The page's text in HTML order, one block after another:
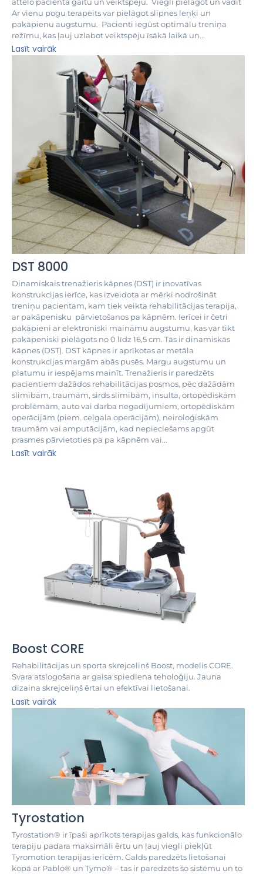
Ar vienu pogu terapeits var pielāgot slīpnes leņķi un
pakāpienu augstumu. Pacienti iegūst optimālu treniņa
režīmu, kas ļauj uzlabot veiktspēju īsākā laikā un...
Lasīt vairāk
DST 8000
Dinamiskais trenažieris kāpnes (DST) ir inovatīvas
konstrukcijas ierīce, kas izveidota ar mērķi nodrošināt
treniņu pacientam, kam tiek veikta rehabilitācijas terapija,
ar pakāpenisku pārvietošanos pa kāpnēm. Ierīcei ir četri
pakāpieni ar elektroniski maināmu augstumu, kas var tikt
pakāpeniski pielāgots no 0 līdz 16,5 cm. Tās ir dinamiskās
kāpnes (DST). DST kāpnes ir aprīkotas ar metāla
konstrukcijas margām abās pusēs. Margu augstumu un
platumu ir iespējams mainīt. Trenažieris ir paredzēts
pacientiem dažādos rehabilitācijas posmos, pēc dažādām
slimībām, traumām, sirds slimībām, insulta, ortopēdiskām
problēmām, auto vai darba negadījumiem, ortopēdiskām
operācijām (piem. ceļgala operācijām), neiroloģiskām
traumām vai amputācijām, kad nepieciešams apgūt
prasmes pārvietoties pa pa kāpnēm vai...
Lasīt vairāk
Boost CORE
Rehabilitācijas un sporta skrejceliņš Boost, modelis CORE.
Svara atslogošana ar gaisa spiediena teholoģiju. Jauna
dizaina skrejceliņš ērtai un efektīvai lietošanai.
Lasīt vairāk
Tyrostation
Tyrostation® ir īpaši aprīkots terapijas galds, kas funkcionālo
terapiju padara maksimāli ērtu un ļauj viegli piekļūt
Tyromotion terapijas ierīcēm. Galds paredzēts lietošanai
kopā ar Pablo® un Tymo® – tas ir paredzēts šo sistēmu un to